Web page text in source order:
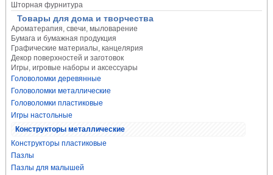
Шторная фурнитура
Товары для дома и творчества
Ароматерапия, свечи, мыловарение
Бумага и бумажная продукция
Графические материалы, канцелярия
Декор поверхностей и заготовок
Игры, игровые наборы и аксессуары
Головоломки деревянные
Головоломки металлические
Головоломки пластиковые
Игры настольные
Конструкторы металлические
Конструкторы пластиковые
Пазлы
Пазлы для малышей